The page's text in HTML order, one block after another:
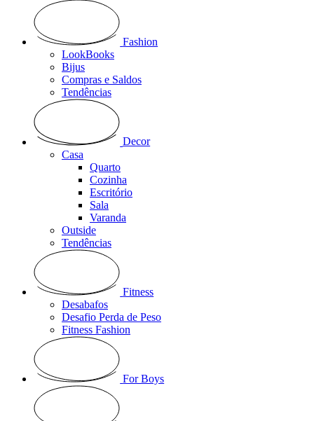
Fashion
LookBooks
Bijus
Compras e Saldos
Tendências
Decor
Casa
Quarto
Cozinha
Escritório
Sala
Varanda
Outside
Tendências
Fitness
Desabafos
Desafio Perda de Peso
Fitness Fashion
For Boys